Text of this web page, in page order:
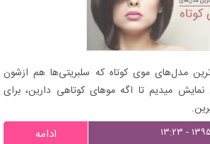
مدل‌های موی کوتاه که سلبریتی‌ها هم ازشون
نمایش میدیم تا اگه موهای کوتاهی دارین، برای
ادامه